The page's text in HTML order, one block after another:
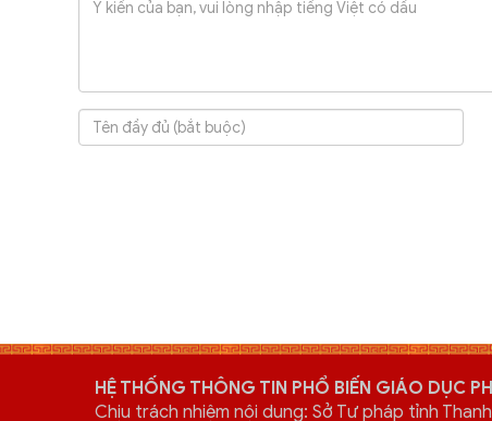
HỆ THỐNG THÔNG TIN PHỔ BIẾN GIÁO DỤC
Chịu trách nhiệm nội dung: Sở Tư pháp tỉnh